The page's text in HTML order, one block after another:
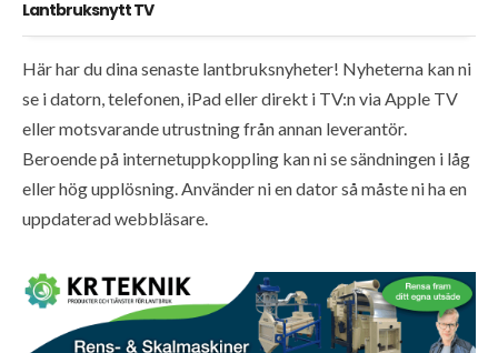
Lantbruksnytt TV
Här har du dina senaste lantbruksnyheter! Nyheterna kan ni
se i datorn, telefonen, iPad eller direkt i TV:n via Apple TV
eller motsvarande utrustning från annan leverantör.
Beroende på internetuppkoppling kan ni se sändningen i låg
eller hög upplösning. Använder ni en dator så måste ni ha en
uppdaterad webbläsare.